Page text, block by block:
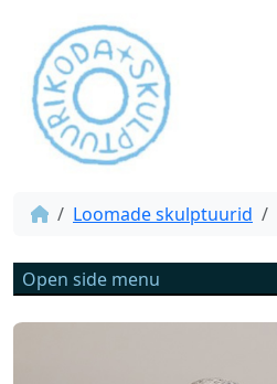
Loomade skulptuurid
Open side menu